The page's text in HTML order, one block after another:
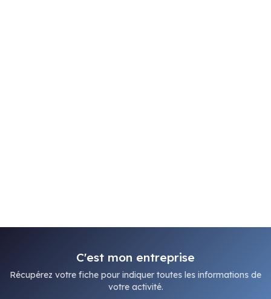
C'est mon entreprise
Récupérez votre fiche pour indiquer toutes les informations de
votre activité.